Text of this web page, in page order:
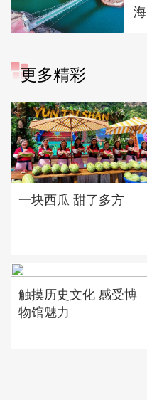
海
更多精彩
一块西瓜 甜了多方
触摸历史文化 感受博
物馆魅力